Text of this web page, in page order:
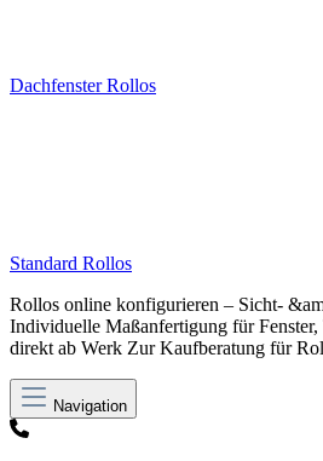
Dachfenster Rollos
Standard Rollos
Rollos online konfigurieren – Sicht-
Individuelle Maßanfertigung für
direkt ab Werk Zur Kaufberatung für
Navigation